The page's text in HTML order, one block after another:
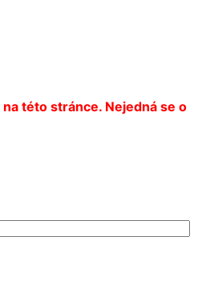
této stránce. Nejedná se o